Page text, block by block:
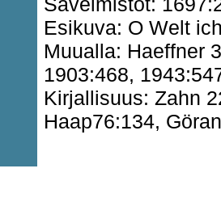
Esikuva: O Welt
Muualla: Haeffner
1903:468,
Kirjallisuus: Zahn
Haap76:134,